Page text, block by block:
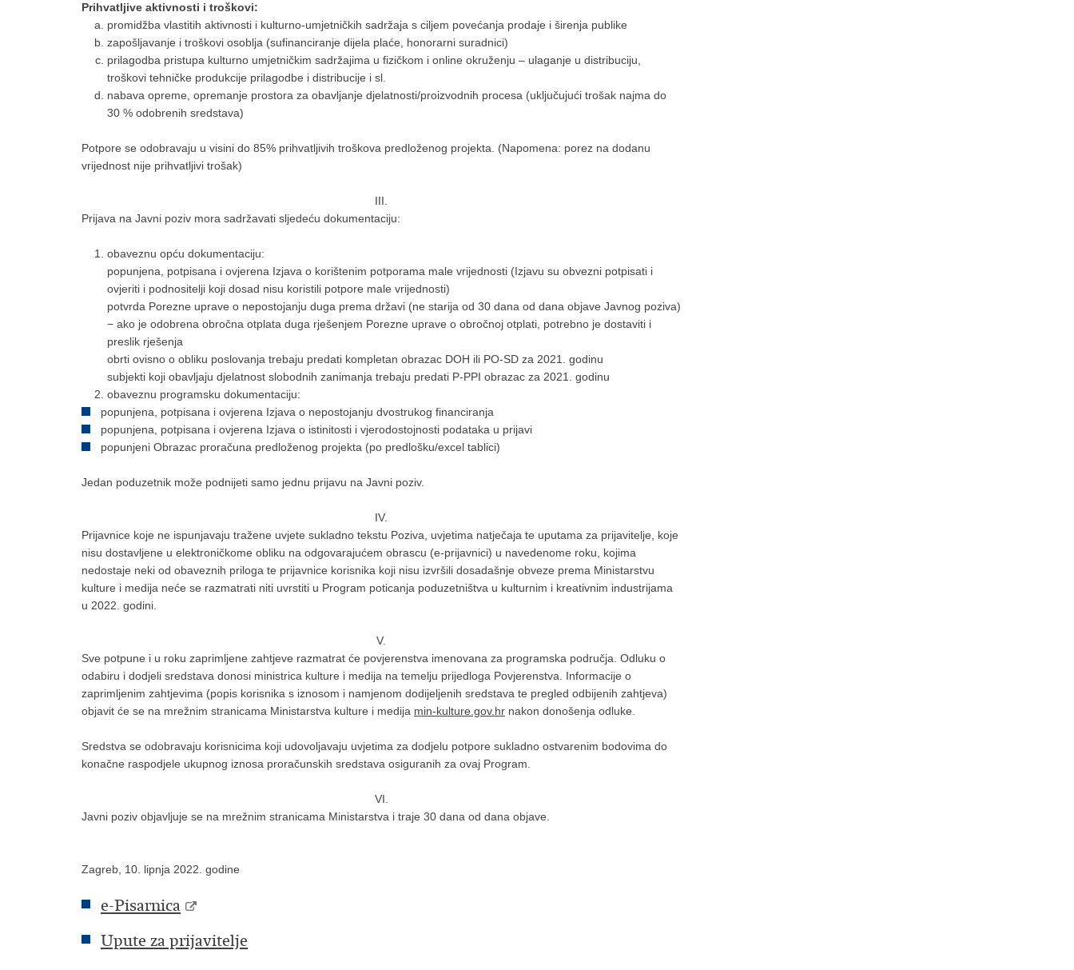
Prihvatljive aktivnosti i troškovi:
promidžba vlastitih aktivnosti i kulturno-umjetničkih sadržaja s ciljem povećanja prodaje i širenja publike
zapošljavanje i troškovi osoblja (sufinanciranje dijela plaće, honorarni suradnici)
prilagodba pristupa kulturno umjetničkim sadržajima u fizičkom i online okruženju – ulaganje u distribuciju,
troškovi tehničke produkcije prilagodbe i distribucije i sl.
nabava opreme, opremanje prostora za obavljanje djelatnosti/proizvodnih procesa (uključujući trošak najma do
30 % odobrenih sredstava)
Potpore se odobravaju u visini do 85% prihvatljivih troškova predloženog projekta. (Napomena: porez na dodanu
vrijednost nije prihvatljivi trošak)
III.
Prijava na Javni poziv mora sadržavati sljedeću dokumentaciju:
obaveznu opću dokumentaciju:
popunjena, potpisana i ovjerena Izjava o korištenim potporama male vrijednosti (Izjavu su obvezni potpisati i
ovjeriti i podnositelji koji dosad nisu koristili potpore male vrijednosti)
potvrda Porezne uprave o nepostojanju duga prema državi (ne starija od 30 dana od dana objave Javnog poziva)
− ako je odobrena obročna otplata duga rješenjem Porezne uprave o obročnoj otplati, potrebno je dostaviti i
preslik rješenja
obrti ovisno o obliku poslovanja trebaju predati kompletan obrazac DOH ili PO-SD za 2021. godinu
subjekti koji obavljaju djelatnost slobodnih zanimanja trebaju predati P-PPI obrazac za 2021. godinu
obaveznu programsku dokumentaciju:
popunjena, potpisana i ovjerena Izjava o nepostojanju dvostrukog financiranja
popunjena, potpisana i ovjerena Izjava o istinitosti i vjerodostojnosti podataka u prijavi
popunjeni Obrazac proračuna predloženog projekta (po predlošku/excel tablici)
Jedan poduzetnik može podnijeti samo jednu prijavu na Javni poziv.
IV.
Prijavnice koje ne ispunjavaju tražene uvjete sukladno tekstu Poziva, uvjetima natječaja te uputama za prijavitelje, koje
nisu dostavljene u elektroničkome obliku na odgovarajućem obrascu (e-prijavnici) u navedenome roku, kojima
nedostaje neki od obaveznih priloga te prijavnice korisnika koji nisu izvršili dosadašnje obveze prema Ministarstvu
kulture i medija neće se razmatrati niti uvrstiti u Program poticanja poduzetništva u kulturnim i kreativnim industrijama
u 2022. godini.
V.
Sve potpune i u roku zaprimljene zahtjeve razmatrat će povjerenstva imenovana za programska područja. Odluku o
odabiru i dodjeli sredstava donosi ministrica kulture i medija na temelju prijedloga Povjerenstva. Informacije o
zaprimljenim zahtjevima (popis korisnika s iznosom i namjenom dodijeljenih sredstava te pregled odbijenih zahtjeva)
objavit će se na mrežnim stranicama Ministarstva kulture i medija min-kulture.gov.hr nakon donošenja odluke.
Sredstva se odobravaju korisnicima koji udovoljavaju uvjetima za dodjelu potpore sukladno ostvarenim bodovima do
konačne raspodjele ukupnog iznosa proračunskih sredstava osiguranih za ovaj Program.
VI.
Javni poziv objavljuje se na mrežnim stranicama Ministarstva i traje 30 dana od dana objave.
Zagreb, 10. lipnja 2022. godine
e-Pisarnica
Upute za prijavitelje